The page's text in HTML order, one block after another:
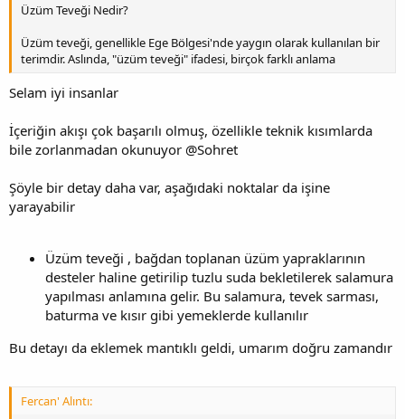
Üzüm Teveği Nedir?
Üzüm teveği, genellikle Ege Bölgesi'nde yaygın olarak kullanılan bir
terimdir. Aslında, "üzüm teveği" ifadesi, birçok farklı anlama
Selam iyi insanlar
İçeriğin akışı çok başarılı olmuş, özellikle teknik kısımlarda
bile zorlanmadan okunuyor @Sohret
Şöyle bir detay daha var, aşağıdaki noktalar da işine
yarayabilir
Üzüm teveği , bağdan toplanan üzüm yapraklarının
desteler haline getirilip tuzlu suda bekletilerek salamura
yapılması anlamına gelir. Bu salamura, tevek sarması,
baturma ve kısır gibi yemeklerde kullanılır
Bu detayı da eklemek mantıklı geldi, umarım doğru zamandır
Fercan' Alıntı: